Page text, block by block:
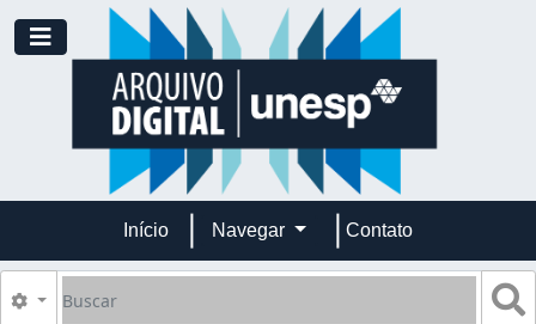
Skip to main content
Toggle navigation
Início Navegar Contato
Buscar
Opções de busca